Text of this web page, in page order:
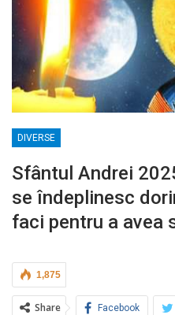
DIVERSE
Sfântul Andrei
se îndeplinesc
faci pentru a avea
1,875
Share Facebook